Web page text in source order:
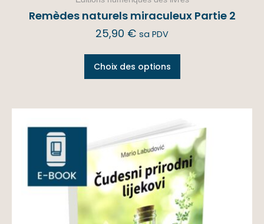
Remèdes naturels miraculeux Partie 2
25,90 € sa PDV
Choix des options